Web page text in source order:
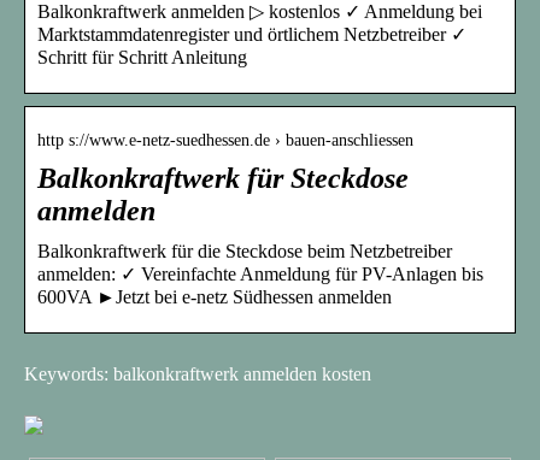
Balkonkraftwerk anmelden ▷ kostenlos ✓ Anmeldung bei
Marktstammdatenregister und örtlichem Netzbetreiber ✓
Schritt für Schritt Anleitung
http s://www.e-netz-suedhessen.de › bauen-anschliessen
Balkonkraftwerk für Steckdose
anmelden
Balkonkraftwerk für die Steckdose beim Netzbetreiber
anmelden: ✓ Vereinfachte Anmeldung für PV-Anlagen bis
600VA ►Jetzt bei e-netz Südhessen anmelden
Keywords: balkonkraftwerk anmelden kosten